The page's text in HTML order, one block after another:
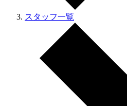
スタッフ一覧